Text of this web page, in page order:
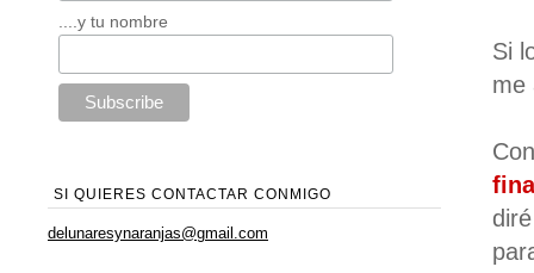
Si
me
....y tu nombre
SI QUIERES CONTACTAR CONMIGO
delunaresynaranjas@gmail.com